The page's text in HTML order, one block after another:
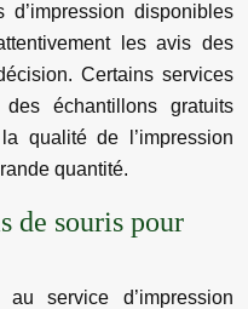
d’impression disponibles
les avis des
Certains services
des échantillons gratuits
qualité de l’impression
quantité.
de souris pour
service d’impression